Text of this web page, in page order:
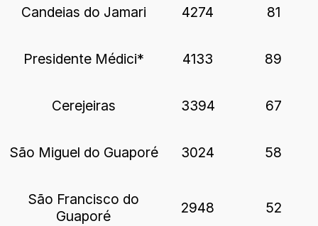
Candeias do Jamari 4274 81
Presidente Médici* 4133 89
Cerejeiras 3394 67
São Miguel do Guaporé 3024 58
São Francisco do
Guaporé
2948 52